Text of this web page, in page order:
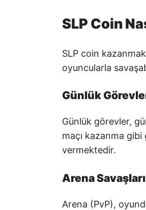
SLP Coin
SLP coin
oyuncularla
Günlük
Günlük görevler,
maçı kazanma
vermektedir.
Arena
Arena (PvP),